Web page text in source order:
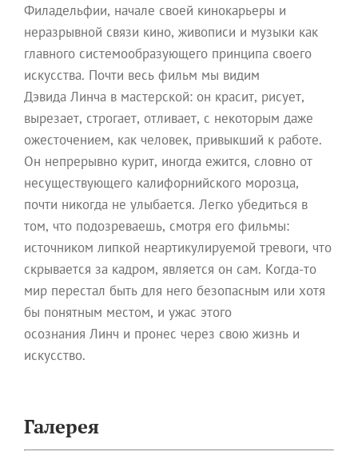
Филадельфии, начале своей кинокарьеры и
неразрывной связи кино, живописи и музыки как
главного системообразующего принципа своего
искусства. Почти весь фильм мы видим
Дэвида Линча в мастерской: он красит, рисует,
вырезает, строгает, отливает, с некоторым даже
ожесточением, как человек, привыкший к работе.
Он непрерывно курит, иногда ежится, словно от
несуществующего калифорнийского морозца,
почти никогда не улыбается. Легко убедиться в
том, что подозреваешь, смотря его фильмы:
источником липкой неартикулируемой тревоги, что
скрывается за кадром, является он сам. Когда-то
мир перестал быть для него безопасным или хотя
бы понятным местом, и ужас этого
осознания Линч и пронес через свою жизнь и
искусство.
Галерея